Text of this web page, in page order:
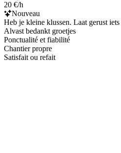
20 €/h
Nouveau
Heb je kleine klussen. Laat gerust
Alvast bedankt groetjes
Ponctualité et fiabilité
Chantier propre
Satisfait ou refait